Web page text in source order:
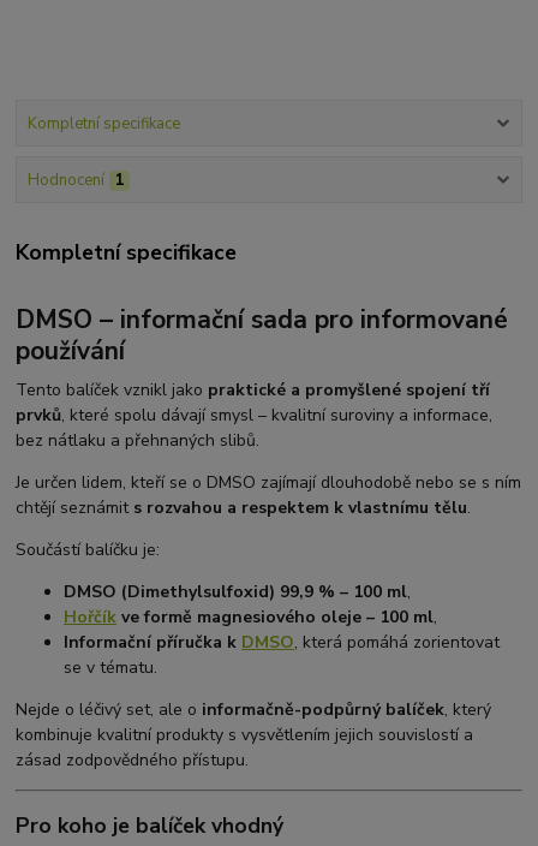
Kompletní specifikace
Hodnocení 1
Kompletní specifikace
DMSO – informační sada pro informované
používání
Tento balíček vznikl jako praktické a promyšlené spojení tří
prvků, které spolu dávají smysl – kvalitní suroviny a informace,
bez nátlaku a přehnaných slibů.
Je určen lidem, kteří se o DMSO zajímají dlouhodobě nebo se s ním
chtějí seznámit s rozvahou a respektem k vlastnímu tělu.
Součástí balíčku je:
DMSO (Dimethylsulfoxid) 99,9 % – 100 ml,
Hořčík ve formě magnesiového oleje – 100 ml,
Informační příručka k DMSO, která pomáhá zorientovat
se v tématu.
Nejde o léčivý set, ale o informačně-podpůrný balíček, který
kombinuje kvalitní produkty s vysvětlením jejich souvislostí a
zásad zodpovědného přístupu.
Pro koho je balíček vhodný